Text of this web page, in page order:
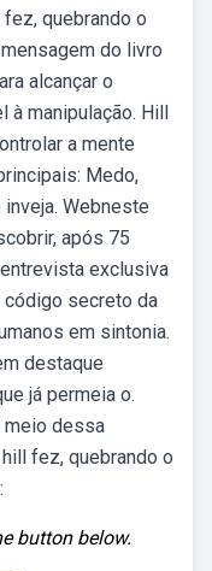
quebrando o
do livro
alcançar o
à manipulação. Hill
a mente
Medo,
Webneste
após 75
exclusiva
código secreto da
em sintonia.
destaque
já permeia o.
meio dessa
fez, quebrando o
button below.